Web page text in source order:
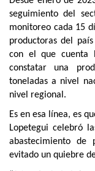
seguimiento del
monitoreo cada 15
productoras del
con el que cuenta
constatar una
toneladas a nivel
nivel regional.
Es en esa línea, es
Lopetegui celebró
abastecimiento
evitado un quiebre